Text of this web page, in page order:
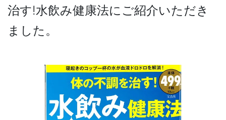
治す!水飲み健康法にご紹介いただき
ました。